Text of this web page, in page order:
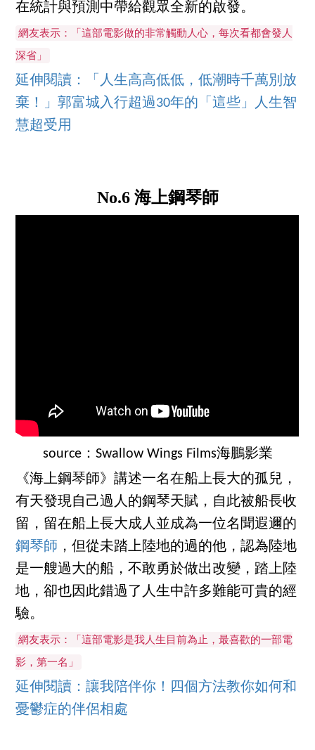
在統計與預測中帶給觀眾全新的啟發。
網友表示：「這部電影做的非常觸動人心，每次看都會發人
深省」
延伸閱讀：「人生高高低低，低潮時千萬別放
棄！」郭富城入行超過30年的「這些」人生智
慧超受用
No.6 海上鋼琴師
source：Swallow Wings Films海鵬影業
《海上鋼琴師》講述一名在船上長大的孤兒，
有天發現自己過人的鋼琴天賦，自此被船長收
留，留在船上長大成人並成為一位名聞遐邇的
鋼琴師 ，但從未踏上陸地的過的他，認為陸地
是一艘過大的船，不敢勇於做出改變，踏上陸
地，卻也因此錯過了人生中許多難能可貴的經
驗。
網友表示：「這部電影是我人生目前為止，最喜歡的一部電
影，第一名」
延伸閱讀：讓我陪伴你！四個方法教你如何和
憂鬱症的伴侶相處